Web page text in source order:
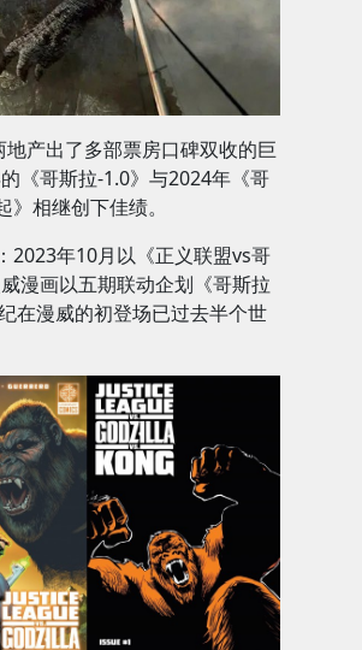
产出了多部票房口碑双收的巨
《哥斯拉-1.0》与2024年《哥
相继创下佳绩。
2023年10月以《正义联盟vs哥
漫画以五期联动企划《哥斯拉
漫威的初登场已过去半个世